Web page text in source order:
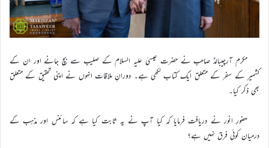
مکرم آرچیبالڈ صاحب نے حضرت عیسیٰ علیہ السلام کے صلیب سے بچ جانے اور ان کے
کشمیر کے سفر کے متعلق ایک کتاب لکھی ہے۔ دورانِ ملاقات انہوں نے اپنی تحقیق کے متعلق
بھی ذکر کیا۔
حضورِ انور نے دریافت فرمایا کہ کیا آپ نے یہ ثابت کیا ہے کہ سائنس اور مذہب کے
درمیان کوئی فرق نہیں ہے؟